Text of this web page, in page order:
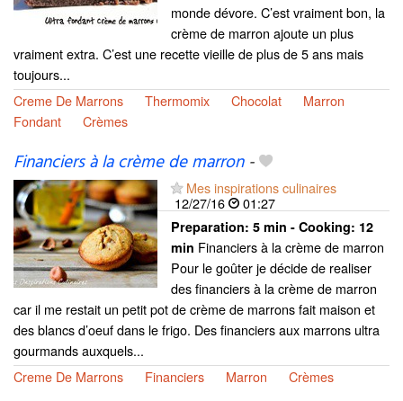
monde dévore. C’est vraiment bon, la
crème de marron ajoute un plus
vraiment extra. C’est une recette vieille de plus de 5 ans mais
toujours...
Creme De Marrons
Thermomix Chocolat
Marron
Fondant
Crèmes
Financiers à la crème de marron-
Mes inspirations culinaires
12/27/16
01:27
Preparation: 5 min - Cooking: 12
min Financiers à la crème de marron
Pour le goûter je décide de realiser
des financiers à la crème de marron
car il me restait un petit pot de crème de marrons fait maison et
des blancs d’oeuf dans le frigo. Des financiers aux marrons ultra
gourmands auxquels...
Creme De Marrons
Financiers Marron Crèmes